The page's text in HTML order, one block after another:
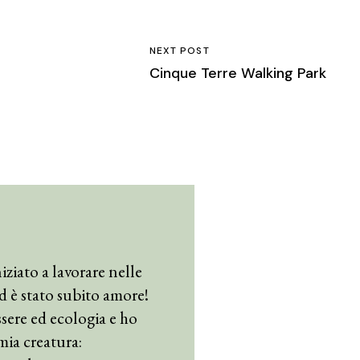
NEXT POST
Cinque Terre Walking Park
a lavorare nelle
è stato subito amore!
ed ecologia e ho
creatura: